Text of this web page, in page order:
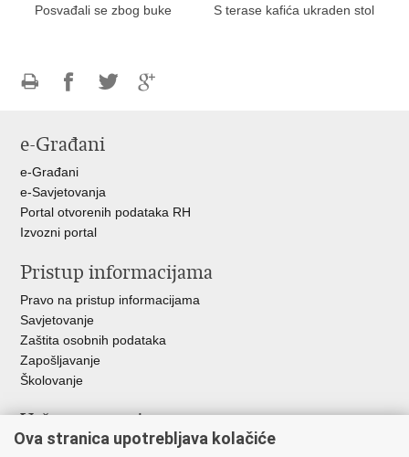
Posvađali se zbog buke
S terase kafića ukraden stol
FacebookuTwitteru
e-Građani
e-Građani
e-Savjetovanja
Portal otvorenih podataka RH
Izvozni portal
Pristup informacijama
Pravo na pristup informacijama
Savjetovanje
Zaštita osobnih podataka
Zapošljavanje
Školovanje
Važne poveznice
Ministarstvo unutarnjih poslova
Ova stranica upotrebljava kolačiće